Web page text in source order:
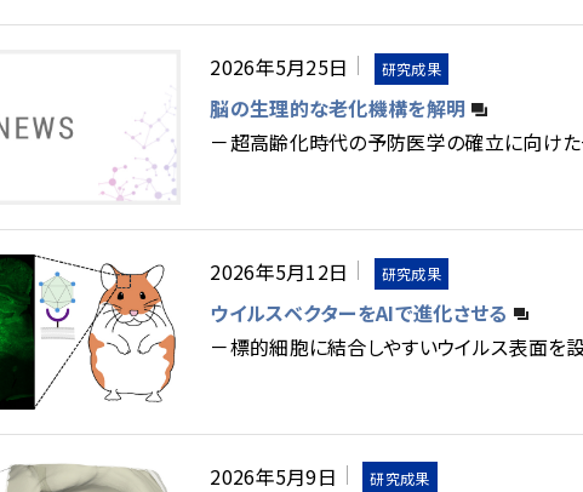
2026年5月25日 研究成果
脳の生理的な老化機構を解明
－超高齢化時代の予防医学の確立に向け
2026年5月12日 研究成果
ウイルスベクターをAIで進化させる
－標的細胞に結合しやすいウイルス表面を
2026年5月9日 研究成果